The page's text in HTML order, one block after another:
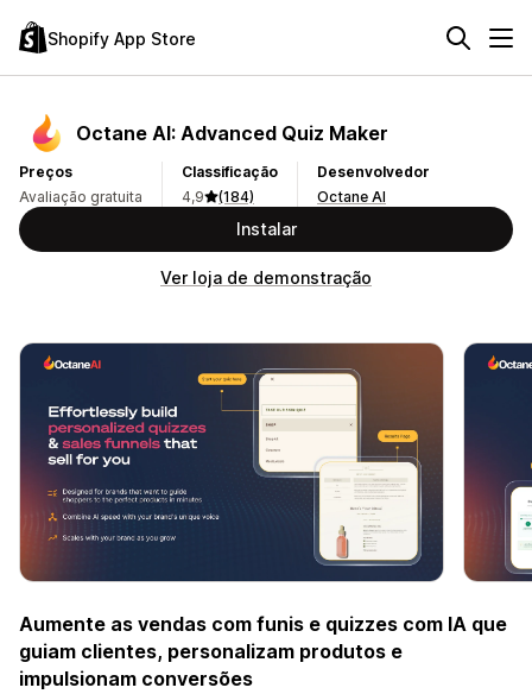
Shopify App Store
Octane AI: Advanced Quiz Maker
Preços
Avaliação gratuita
Classificação
4,9
(184)
Desenvolvedor
Octane AI
Instalar
Ver loja de demonstração
Aumente as vendas com funis e quizzes com IA que
guiam clientes, personalizam produtos e
impulsionam conversões